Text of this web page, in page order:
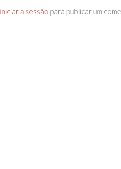
iniciar a sessão para publicar um